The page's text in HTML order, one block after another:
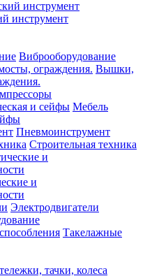
инструмент
Виброоборудование
Вышки,
Мебель
Пневмоинструмент
Строительная техника
и
Электродвигатели
Такелажные